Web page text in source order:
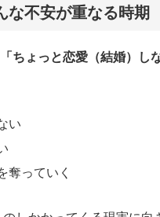
な不安が重なる時期
「ちょっと恋愛（結婚）し
い
奪っていく